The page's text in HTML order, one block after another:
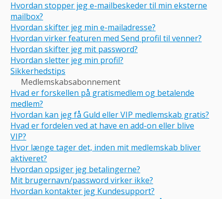
Hvordan stopper jeg e-mailbeskeder til min eksterne
mailbox?
Hvordan skifter jeg min e-mailadresse?
Hvordan virker featuren med Send profil til venner?
Hvordan skifter jeg mit password?
Hvordan sletter jeg min profil?
Sikkerhedstips
Medlemskabsabonnement
Hvad er forskellen på gratismedlem og betalende
medlem?
Hvordan kan jeg få Guld eller VIP medlemskab gratis?
Hvad er fordelen ved at have en add-on eller blive
VIP?
Hvor længe tager det, inden mit medlemskab bliver
aktiveret?
Hvordan opsiger jeg betalingerne?
Mit brugernavn/password virker ikke?
Hvordan kontakter jeg Kundesupport?